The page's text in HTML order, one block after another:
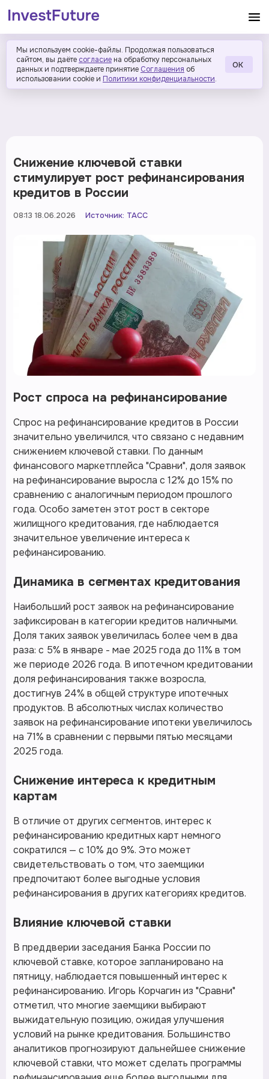
Мы используем cookie-файлы. Продолжая пользоваться
сайтом, вы даёте согласие на обработку персональных
данных и подтверждаете принятие Соглашения об
использовании cookie и Политики конфиденциальности.
ОК
Снижение ключевой ставки
стимулирует рост рефинансирования
кредитов в России
08:13 18.06.2026 Источник: ТАСС
Рост спроса на рефинансирование
Спрос на рефинансирование кредитов в России
значительно увеличился, что связано с недавним
снижением ключевой ставки. По данным
финансового маркетплейса "Сравни", доля заявок
на рефинансирование выросла с 12% до 15% по
сравнению с аналогичным периодом прошлого
года. Особо заметен этот рост в секторе
жилищного кредитования, где наблюдается
значительное увеличение интереса к
рефинансированию.
Динамика в сегментах кредитования
Наибольший рост заявок на рефинансирование
зафиксирован в категории кредитов наличными.
Доля таких заявок увеличилась более чем в два
раза: с 5% в январе - мае 2025 года до 11% в том
же периоде 2026 года. В ипотечном кредитовании
доля рефинансирования также возросла,
достигнув 24% в общей структуре ипотечных
продуктов. В абсолютных числах количество
заявок на рефинансирование ипотеки увеличилось
на 71% в сравнении с первыми пятью месяцами
2025 года.
Снижение интереса к кредитным
картам
В отличие от других сегментов, интерес к
рефинансированию кредитных карт немного
сократился — с 10% до 9%. Это может
свидетельствовать о том, что заемщики
предпочитают более выгодные условия
рефинансирования в других категориях кредитов.
Влияние ключевой ставки
В преддверии заседания Банка России по
ключевой ставке, которое запланировано на
пятницу, наблюдается повышенный интерес к
рефинансированию. Игорь Корчагин из "Сравни"
отметил, что многие заемщики выбирают
выжидательную позицию, ожидая улучшения
условий на рынке кредитования. Большинство
аналитиков прогнозируют дальнейшее снижение
ключевой ставки, что может сделать программы